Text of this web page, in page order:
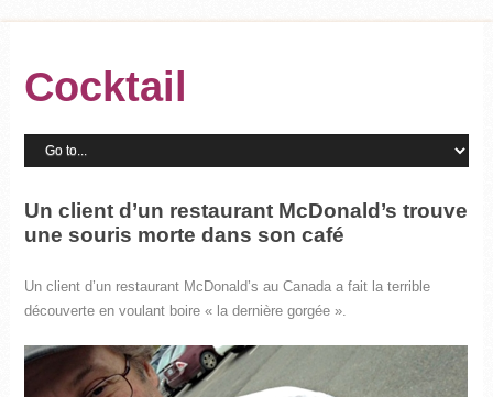
Cocktail
Un client d’un restaurant McDonald’s trouve
une souris morte dans son café
Un client d’un restaurant McDonald’s au Canada a fait la terrible
découverte en voulant boire « la dernière gorgée ».